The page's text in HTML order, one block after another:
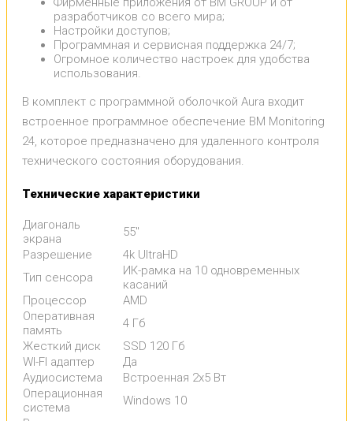
разработчиков со всего мира;
Настройки доступов;
Программная и сервисная поддержка 24/7;
Огромное количество настроек для удобства
использования.
В комплект с программной оболочкой Aura входит
встроенное программное обеспечение BM Monitoring
24, которое предназначено для удаленного контроля
технического состояния оборудования.
Технические характеристики
Диагональ
экрана
55"
Разрешение
4k UltraHD
Тип сенсора
ИК-рамка на 10 одновременных
касаний
Процессор
AMD
Оперативная
память
4 Гб
Жесткий диск
SSD 120 Гб
WI-FI адаптер
Да
Аудиосистема
Встроенная 2х5 Вт
Операционная
система
Windows 10